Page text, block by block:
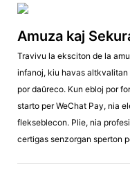
Amuza kaj
Travivu la eksciton de la
infanoj, kiu havas
por daŭreco. Kun ebloj por
starto per WeChat Pay, nia
flekseblecon. Plie, nia
certigas senzorgan sperton